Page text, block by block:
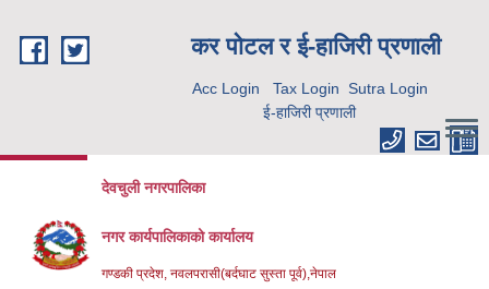
कर पाेटल र ई-हाजिरी प्रणाली
Acc Login Tax Login Sutra Login
ई-हाजिरी प्रणाली
देवचुली नगरपालिका
नगर कार्यपालिकाको कार्यालय
गण्डकी प्रदेश, नवलपरासी(बर्दघाट सुस्ता पूर्व),नेपाल